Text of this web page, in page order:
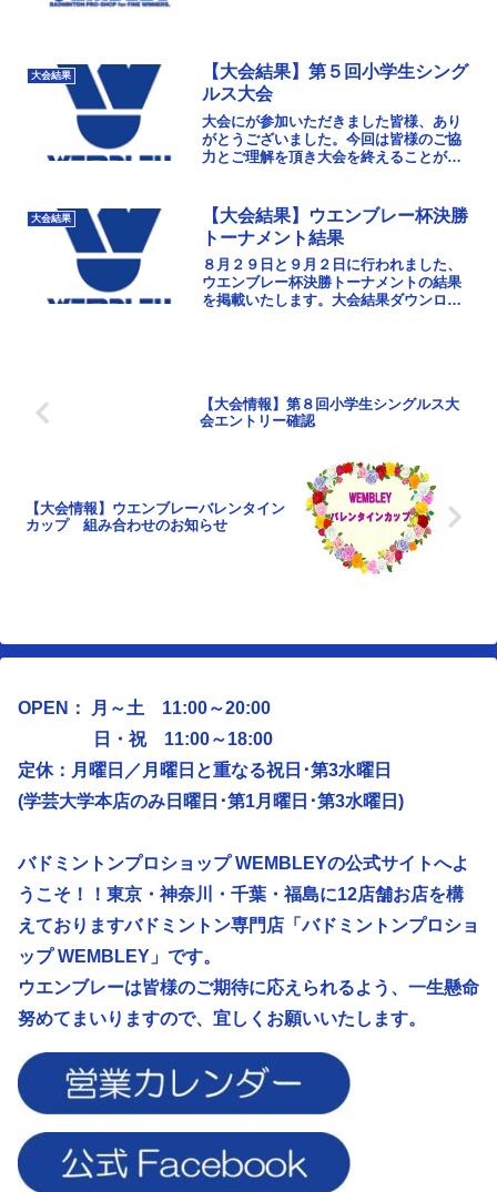
大会結果
【大会結果】第５回小学生シング
ルス大会
大会にが参加いただきました皆様、あり
がとうございました。今回は皆様のご協
力とご理解を頂き大会を終えることが出
いただけますようお願...
大会結果
【大会結果】ウエンブレー杯決勝
トーナメント結果
８月２９日と９月２日に行われました、
ウエンブレー杯決勝トーナメントの結果
を掲載いたします。大会結果ダウンロー
【大会情報】第８回小学生シングルス大
会エントリー確認
【大会情報】ウエンブレーバレンタイン
カップ 組み合わせのお知らせ
OPEN： 月～土 11:00～20:00
日・祝 11:00～18:00
定休：月曜日／ 月曜日と重なる祝日･第3水曜日
(学芸大学本店のみ日曜日･第1月曜日･第3水曜日)
バドミントンプロショップ WEMBLEYの公式サイトへよ
うこそ！！東京・神奈川・千葉・福島に12店舗お店を構
えておりますバドミントン専門店「バドミントンプロショ
ップ WEMBLEY」です。
ウエンブレーは皆様のご期待に応えられるよう、 一生懸命
努めてまいりますので、宜しくお願いいたします。